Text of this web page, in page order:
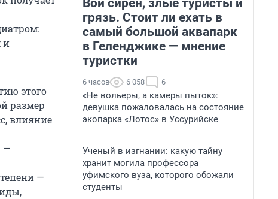
и
этого
размер
влияние
—
—
Вой сирен, злые туристы и
грязь. Стоит ли ехать в
самый большой аквапарк
в Геленджике — мнение
туристки
6 часов 6 058 6
«Не вольеры, а камеры пыток»:
девушка пожаловалась на состояние
экопарка «Лотос» в Уссурийске
Ученый в изгнании: какую тайну
хранит могила профессора
уфимского вуза, которого обожали
студенты